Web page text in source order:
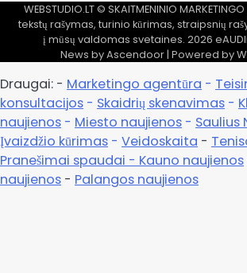
WEBSTUDIO.LT© SKAITMENINIO MARKETINGO
tekstų rašymas, turinio kūrimas, straipsnių
į mūsų valdomas svetaines. 2026
News byAscendoor| Powered by
Draugai: - Marketingo agentūra -
konsultacijos - Skaidrių skenavimas -
naujienos - Miesto naujienos - Saulius
Įvaizdžio kūrimas - Veidoskaita -
Pranešimai spaudai - Kauno naujienos
naujienos - Palangos naujienos